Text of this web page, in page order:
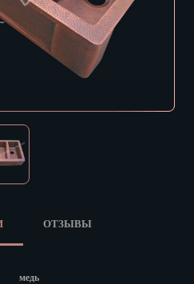
Казань
Кострома
ОТЗЫВЫ
медь